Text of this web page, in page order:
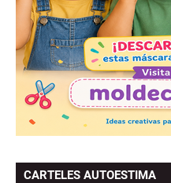
CARTELES AUTOESTIMA